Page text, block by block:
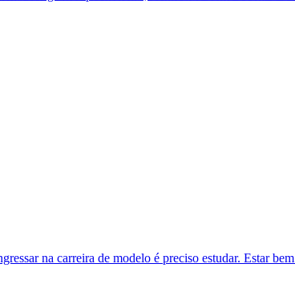
na carreira de modelo é preciso estudar. Estar